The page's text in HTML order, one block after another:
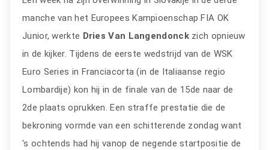
manche van het Europees Kampioenschap FIA OK
Junior, werkte Dries Van Langendonckzich opnieuw
in de kijker. Tijdens de eerste wedstrijd van de WSK
Euro Series in Franciacorta (in de Italiaanse regio
Lombardije) kon hij in de finale van de 15de naar de
2de plaats oprukken. Een straffe prestatie die de
bekroning vormde van een schitterende zondag want
's ochtends had hij vanop de negende startpositie de